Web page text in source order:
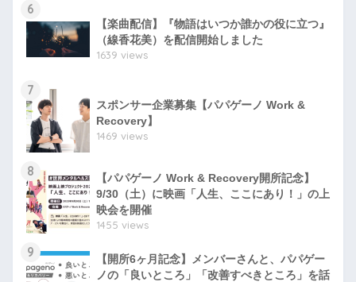
6
【楽曲配信】『物語はいつか誰かの役に立つ』
（線香花美）を配信開始しました
1639 views
7
スポンサー企業募集【パパゲーノ Work &
Recovery】
1469 views
8
【パパゲーノ Work & Recovery開所記念】
9/30（土）に映画「人生、ここにあり！」の上
映会を開催
1455 views
9
【開所6ヶ月記念】メンバーさんと、パパゲー
ノの「良いところ」「改善すべきところ」を話